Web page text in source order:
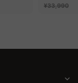
¥33,990